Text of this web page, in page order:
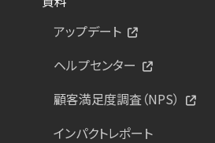
アップデート
ヘルプセンター
顧客満足度調査（NPS）
インパクトレポート